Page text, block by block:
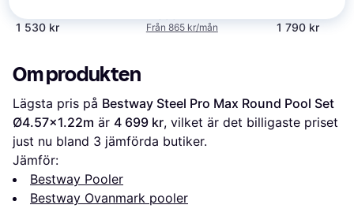
Ø3.05x0,76m
1 530 kr Från 865 kr/mån
Ø3.66x0.76m
1 790 kr
Om produkten
Lägsta pris på Bestway Steel Pro Max Round Pool Set
Ø4.57x1.22m är 4 699 kr, vilket är det billigaste priset
just nu bland 3 jämförda butiker.
Jämför:
Bestway Pooler
Bestway Ovanmark pooler